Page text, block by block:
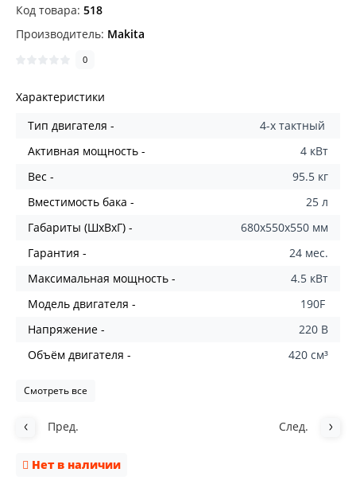
Код товара: 518
Производитель: Makita
0
Характеристики
Tип двигателя -
4-х тактный
Активная мощность -
4 кВт
Вес -
95.5 кг
Вместимость бака -
25 л
Габариты (ШхВхГ) -
680x550x550 мм
Гарантия -
24 мес.
Максимальная мощность -
4.5 кВт
Модель двигателя -
190F
Напряжение -
220 B
Объём двигателя -
420 см³
Смотреть все
Пред. След.
Нет в наличии